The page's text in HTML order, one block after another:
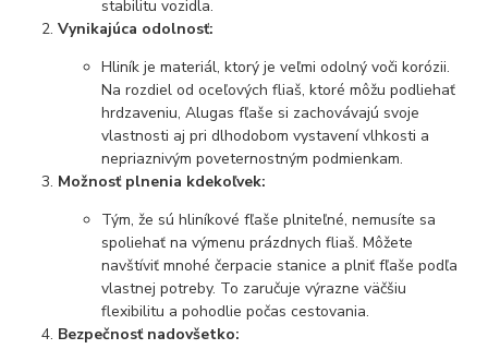
stabilitu vozidla.
Vynikajúca odolnosť:
Hliník je materiál, ktorý je veľmi odolný voči korózii.
Na rozdiel od oceľových fliaš, ktoré môžu podliehať
hrdzaveniu, Alugas fľaše si zachovávajú svoje
vlastnosti aj pri dlhodobom vystavení vlhkosti a
nepriaznivým poveternostným podmienkam.
Možnosť plnenia kdekoľvek:
Tým, že sú hliníkové fľaše plniteľné, nemusíte sa
spoliehať na výmenu prázdnych fliaš. Môžete
navštíviť mnohé čerpacie stanice a plniť fľaše podľa
vlastnej potreby. To zaručuje výrazne väčšiu
flexibilitu a pohodlie počas cestovania.
Bezpečnosť nadovšetko: